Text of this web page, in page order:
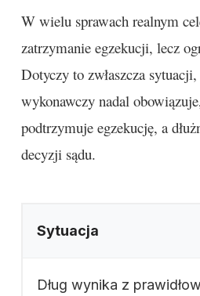
W wielu sprawach realnym
zatrzymanie egzekucji, lecz
Dotyczy to zwłaszcza
wykonawczy nadal
podtrzymuje egzekucję, a
decyzji sądu.
Sytuacja
Dług wynika z